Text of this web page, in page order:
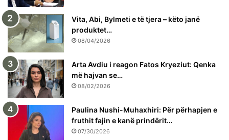
Vita, Abi, Bylmeti e të tjera – këto janë
produktet…
08/04/2026
Arta Avdiu i reagon Fatos Kryeziut: Qenka
më hajvan se…
08/02/2026
Paulina Nushi-Muhaxhiri: Për përhapjen e
fruthit fajin e kanë prindërit…
07/30/2026